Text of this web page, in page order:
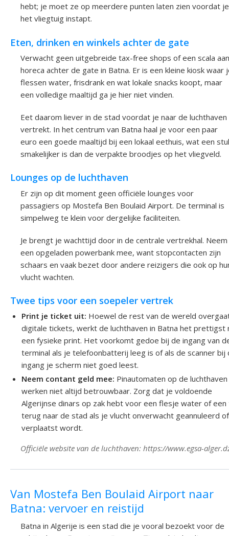
hebt; je moet ze op meerdere punten laten zien voordat je
het vliegtuig instapt.
Eten, drinken en winkels achter de gate
Verwacht geen uitgebreide tax-free shops of een scala aan
horeca achter de gate in Batna. Er is een kleine kiosk waar
flessen water, frisdrank en wat lokale snacks koopt, maar
een volledige maaltijd ga je hier niet vinden.
Eet daarom liever in de stad voordat je naar de luchthaven
vertrekt. In het centrum van Batna haal je voor een paar
euro een goede maaltijd bij een lokaal eethuis, wat een
smakelijker is dan de verpakte broodjes op het vliegveld.
Lounges op de luchthaven
Er zijn op dit moment geen officiële lounges voor
passagiers op Mostefa Ben Boulaid Airport. De terminal is
simpelweg te klein voor dergelijke faciliteiten.
Je brengt je wachttijd door in de centrale vertrekhal. Neem
een opgeladen powerbank mee, want stopcontacten zijn
schaars en vaak bezet door andere reizigers die ook op
vlucht wachten.
Twee tips voor een soepeler vertrek
Print je ticket uit: Hoewel de rest van de wereld
digitale tickets, werkt de luchthaven in Batna het prettigst
een fysieke print. Het voorkomt gedoe bij de ingang van
terminal als je telefoonbatterij leeg is of als de scanner bij
ingang je scherm niet goed leest.
Neem contant geld mee: Pinautomaten op de luchthaven
werken niet altijd betrouwbaar. Zorg dat je voldoende
Algerijnse dinars op zak hebt voor een flesje water of een
terug naar de stad als je vlucht onverwacht geannuleerd of
verplaatst wordt.
Officiële website van de luchthaven: https://www.egsa-
Van Mostefa Ben Boulaid Airport naar
Batna: vervoer en reistijd
Batna in Algerije is een stad die je vooral bezoekt voor de